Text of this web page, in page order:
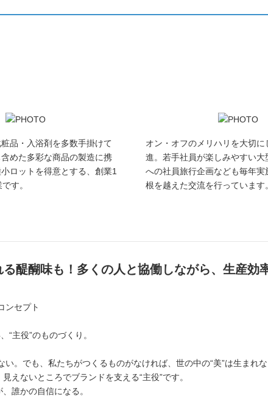
品・入浴剤を多数手掛けて
めた多彩な商品の製造に携
ロットを得意とする、創業1
す。
オン・オフのメリハリを大切に
進。若手社員が楽しみやすい大
への社員旅行企画なども毎年実
根を越えた交流を行っています
醍醐味も！多くの人と協働しながら、生産効
ンセプト
“主役”のものづくり。
い。でも、私たちがつくるものがなければ、世の中の“美”は生まれ
えないところでブランドを支える“主役”です。
誰かの自信になる。